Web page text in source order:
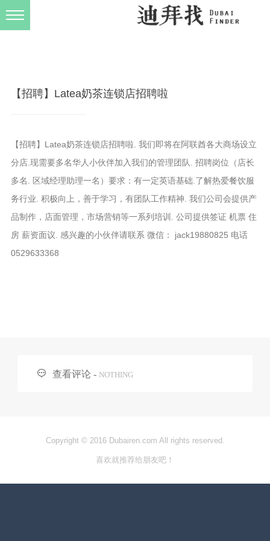
【招聘】Latea奶茶连锁店招聘啦
【招聘】Latea奶茶连锁店招聘啦. 我们即将在阿联酋各大商场设立
分店.现需要多名华人小伙伴加入我们的管理团队. 招聘岗位（店长
多名. 区域经理助理一名）要求：有一定英语基础.了解热爱餐饮服
务行业. 积极向上，善于学习，有团队工作精神. 我们公司会提供产
品制作，店面管理，市场营销等一系列培训. 公司提供签证 机票 住
房 薪资面议. 感兴趣的小伙伴请联系 微信： jack19880825 电话
0529633368
 查看评论 - NOTHING
Copyright © 2016 Dubairen.com All rights reserved.
喜欢就推荐给朋友吧！